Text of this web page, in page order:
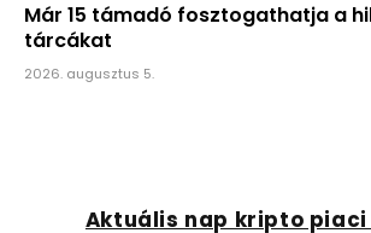
Már 15 támadó fosztogathatja a
tárcákat
2026. augusztus 5.
Aktuális nap kripto